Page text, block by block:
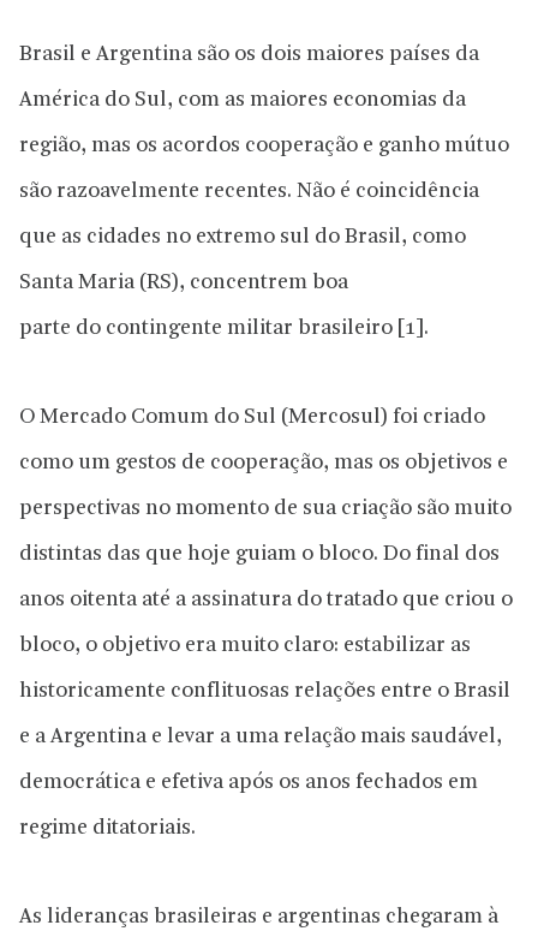
Brasil e Argentina são os dois maiores países da
América do Sul, com as maiores economias da
região, mas os acordos cooperação e ganho mútuo
são razoavelmente recentes. Não é coincidência
que as cidades no extremo sul do Brasil, como
Santa Maria (RS), concentrem boa
parte do contingente militar brasileiro [1].
O Mercado Comum do Sul (Mercosul) foi criado
como um gestos de cooperação, mas os objetivos e
perspectivas no momento de sua criação são muito
distintas das que hoje guiam o bloco. Do final dos
anos oitenta até a assinatura do tratado que criou o
bloco, o objetivo era muito claro: estabilizar as
historicamente conflituosas relações entre o Brasil
e a Argentina e levar a uma relação mais saudável,
democrática e efetiva após os anos fechados em
regime ditatoriais.
As lideranças brasileiras e argentinas chegaram à